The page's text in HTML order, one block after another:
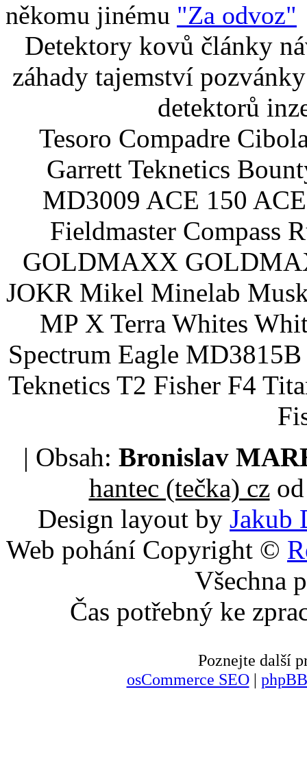
někomu jinému "Za odvoz"
Detektory kovů články
záhady tajemství
detektorů
Tesoro Compadre
Garrett Teknetics
MD3009 ACE 150
Fieldmaster Compass
GOLDMAXX
JOKR Mikel Minelab
MP X Terra Whites
Spectrum Eagle
Teknetics T2 Fisher F4
| Obsah: Bronislav
hantec (tečka) czod
Design layout by Jakub
Web pohání Copyright ©
Všechna
Čas potřebný ke
Poznejte další
osCommerce SEO|